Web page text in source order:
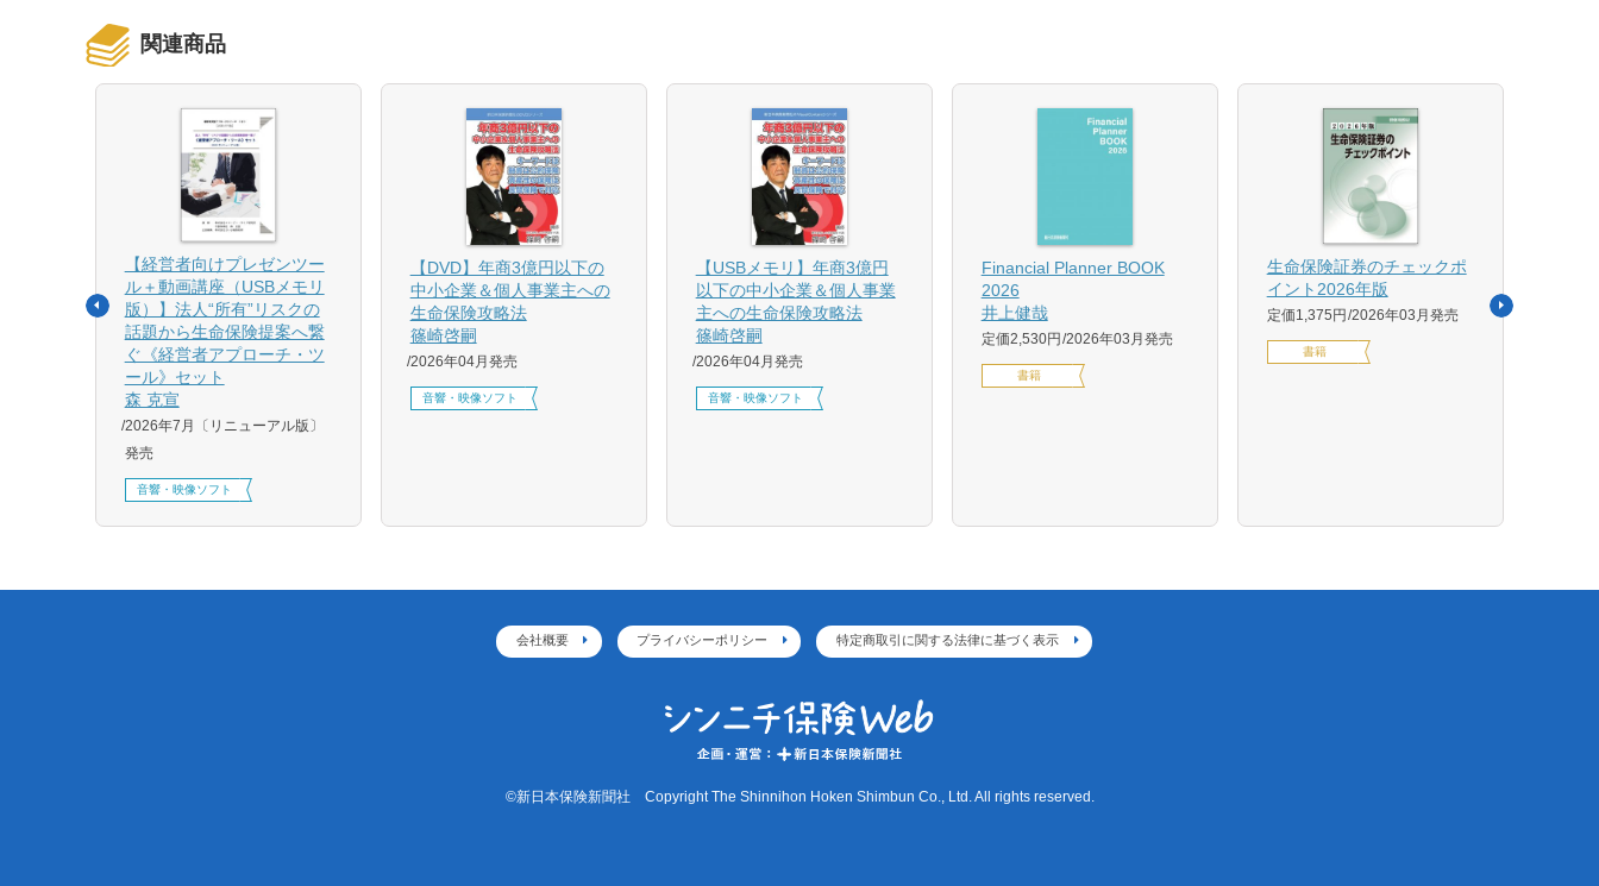
関連商品
【経営者向けプレゼンツー
ル＋動画講座（USBメモリ
版）】法人“所有”リスクの
話題から生命保険提案へ繋
ぐ《経営者アプローチ・ツ
ール》セット
森 克宣
2026年7月〔リニューアル版〕
発売
音響・映像ソフト
【DVD】年商3億円以下の
中小企業＆個人事業主への
生命保険攻略法
篠崎啓嗣
2026年04月発売
音響・映像ソフト
【USBメモリ】年商3億円
以下の中小企業＆個人事業
主への生命保険攻略法
篠崎啓嗣
2026年04月発売
音響・映像ソフト
Financial Planner BOOK
2026
井上健哉
定価2,530円 2026年03月発売
書籍
生命保険証券のチェックポ
イント2026年版
定価1,375円 2026年03月発売
書籍
会社概要 プライバシーポリシー 特定商取引に関する法律に基づく表示
©新日本保険新聞社 Copyright The Shinnihon Hoken Shimbun Co., Ltd. All rights reserved.